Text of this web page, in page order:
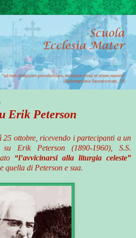
Erik Peterson
25 ottobre, ricevendo i partecipanti a un
su Erik Peterson (1890-1960), S.S.
“l’avvicinarsi alla liturgia celeste”
quella di Peterson e sua.